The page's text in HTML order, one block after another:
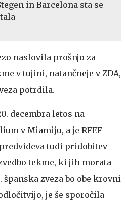
in Barcelona sta se
naslovila prošnjo za
v tujini, natančneje v ZDA,
potrdila.
decembra letos na
v Miamiju, a je RFEF
tudi pridobitev
tekme, ki jih morata
zveza bo obe krovni
je še sporočila